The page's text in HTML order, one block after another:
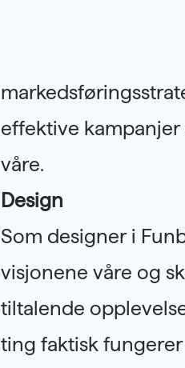
effektive
våre.
Design
Som designer i
visjonene våre og
tiltalende
ting faktisk fungerer